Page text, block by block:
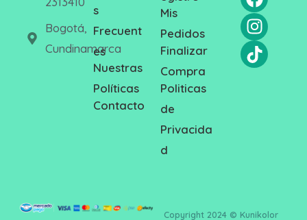
Bogotá,
Cundinamarca
s
Frecuent
es
Nuestras
Políticas
Contacto
Mis
Pedidos
Finalizar
Compra
Politicas
de
Privacida
d
Copyright 2024 © Kunikolor